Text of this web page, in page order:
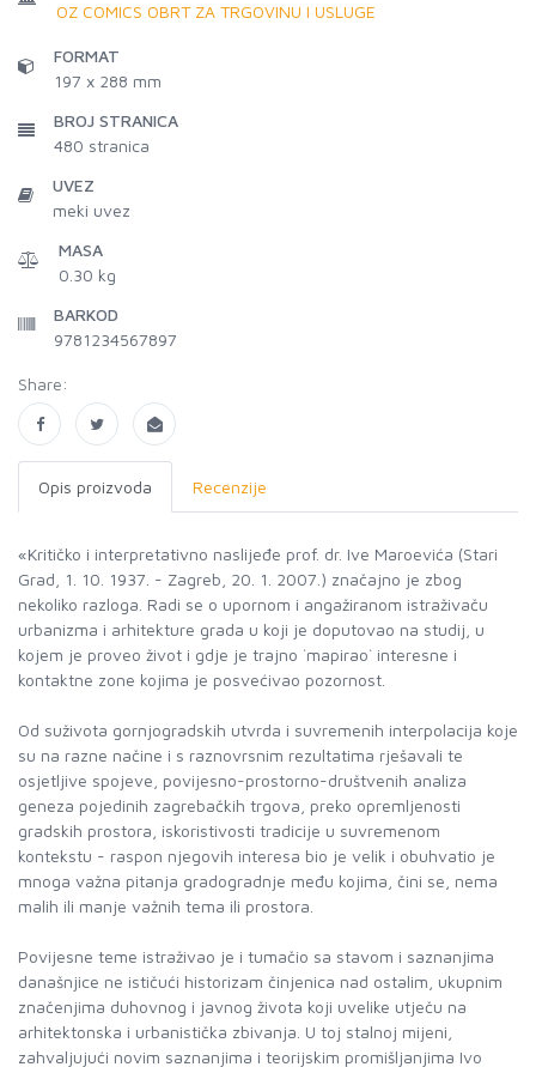
OZ COMICS OBRT ZA TRGOVINU I USLUGE
FORMAT
197 x 288 mm
BROJ STRANICA
480 stranica
UVEZ
meki uvez
MASA
0.30 kg
BARKOD
9781234567897
Share:
Opis proizvoda Recenzije
«Kritičko i interpretativno naslijeđe prof. dr. Ive Maroevića (Stari
Grad, 1. 10. 1937. - Zagreb, 20. 1. 2007.) značajno je zbog
nekoliko razloga. Radi se o upornom i angažiranom istraživaču
urbanizma i arhitekture grada u koji je doputovao na studij, u
kojem je proveo život i gdje je trajno `mapirao` interesne i
kontaktne zone kojima je posvećivao pozornost.
Od suživota gornjogradskih utvrda i suvremenih interpolacija koje
su na razne načine i s raznovrsnim rezultatima rješavali te
osjetljive spojeve, povijesno-prostorno-društvenih analiza
geneza pojedinih zagrebačkih trgova, preko opremljenosti
gradskih prostora, iskoristivosti tradicije u suvremenom
kontekstu - raspon njegovih interesa bio je velik i obuhvatio je
mnoga važna pitanja gradogradnje među kojima, čini se, nema
malih ili manje važnih tema ili prostora.
Povijesne teme istraživao je i tumačio sa stavom i saznanjima
današnjice ne ističući historizam činjenica nad ostalim, ukupnim
značenjima duhovnog i javnog života koji uvelike utječu na
arhitektonska i urbanistička zbivanja. U toj stalnoj mijeni,
zahvaljujući novim saznanjima i teorijskim promišljanjima Ivo